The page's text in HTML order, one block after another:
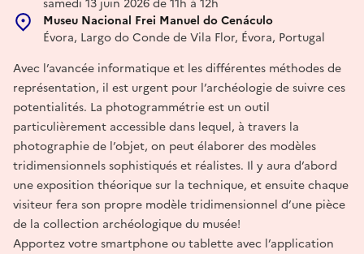
samedi 13 juin 2026 de 11h à 12h
Museu Nacional Frei Manuel do Cenáculo
Évora, Largo do Conde de Vila Flor, Évora, Portugal
Avec l’avancée informatique et les différentes méthodes de
représentation, il est urgent pour l’archéologie de suivre ces
potentialités. La photogrammétrie est un outil
particulièrement accessible dans lequel, à travers la
photographie de l’objet, on peut élaborer des modèles
tridimensionnels sophistiqués et réalistes. Il y aura d’abord
une exposition théorique sur la technique, et ensuite chaque
visiteur fera son propre modèle tridimensionnel d’une pièce
de la collection archéologique du musée!
Apportez votre smartphone ou tablette avec l’application